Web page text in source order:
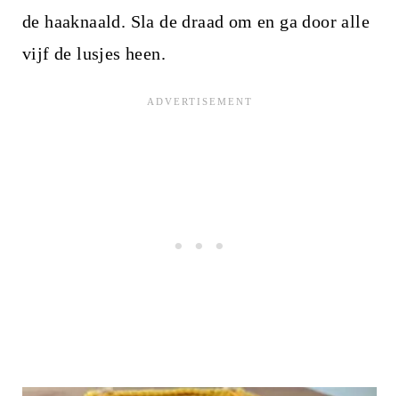
de haaknaald. Sla de draad om en ga door alle
vijf de lusjes heen.